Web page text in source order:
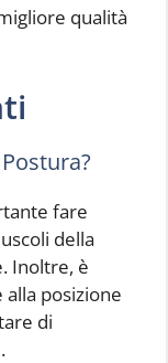
qualità
fare
della
Inoltre, è
posizione
di